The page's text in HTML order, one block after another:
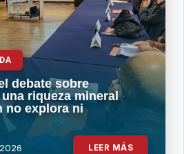
debate sobre
riqueza mineral
no explora ni
LEER MÁS